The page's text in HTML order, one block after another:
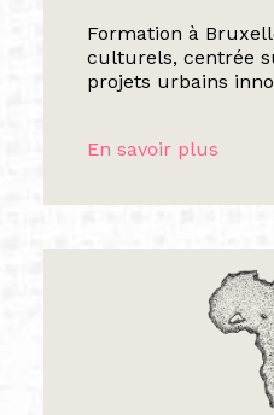
Formation à
culturels, centrée
projets urbains
En savoir plus